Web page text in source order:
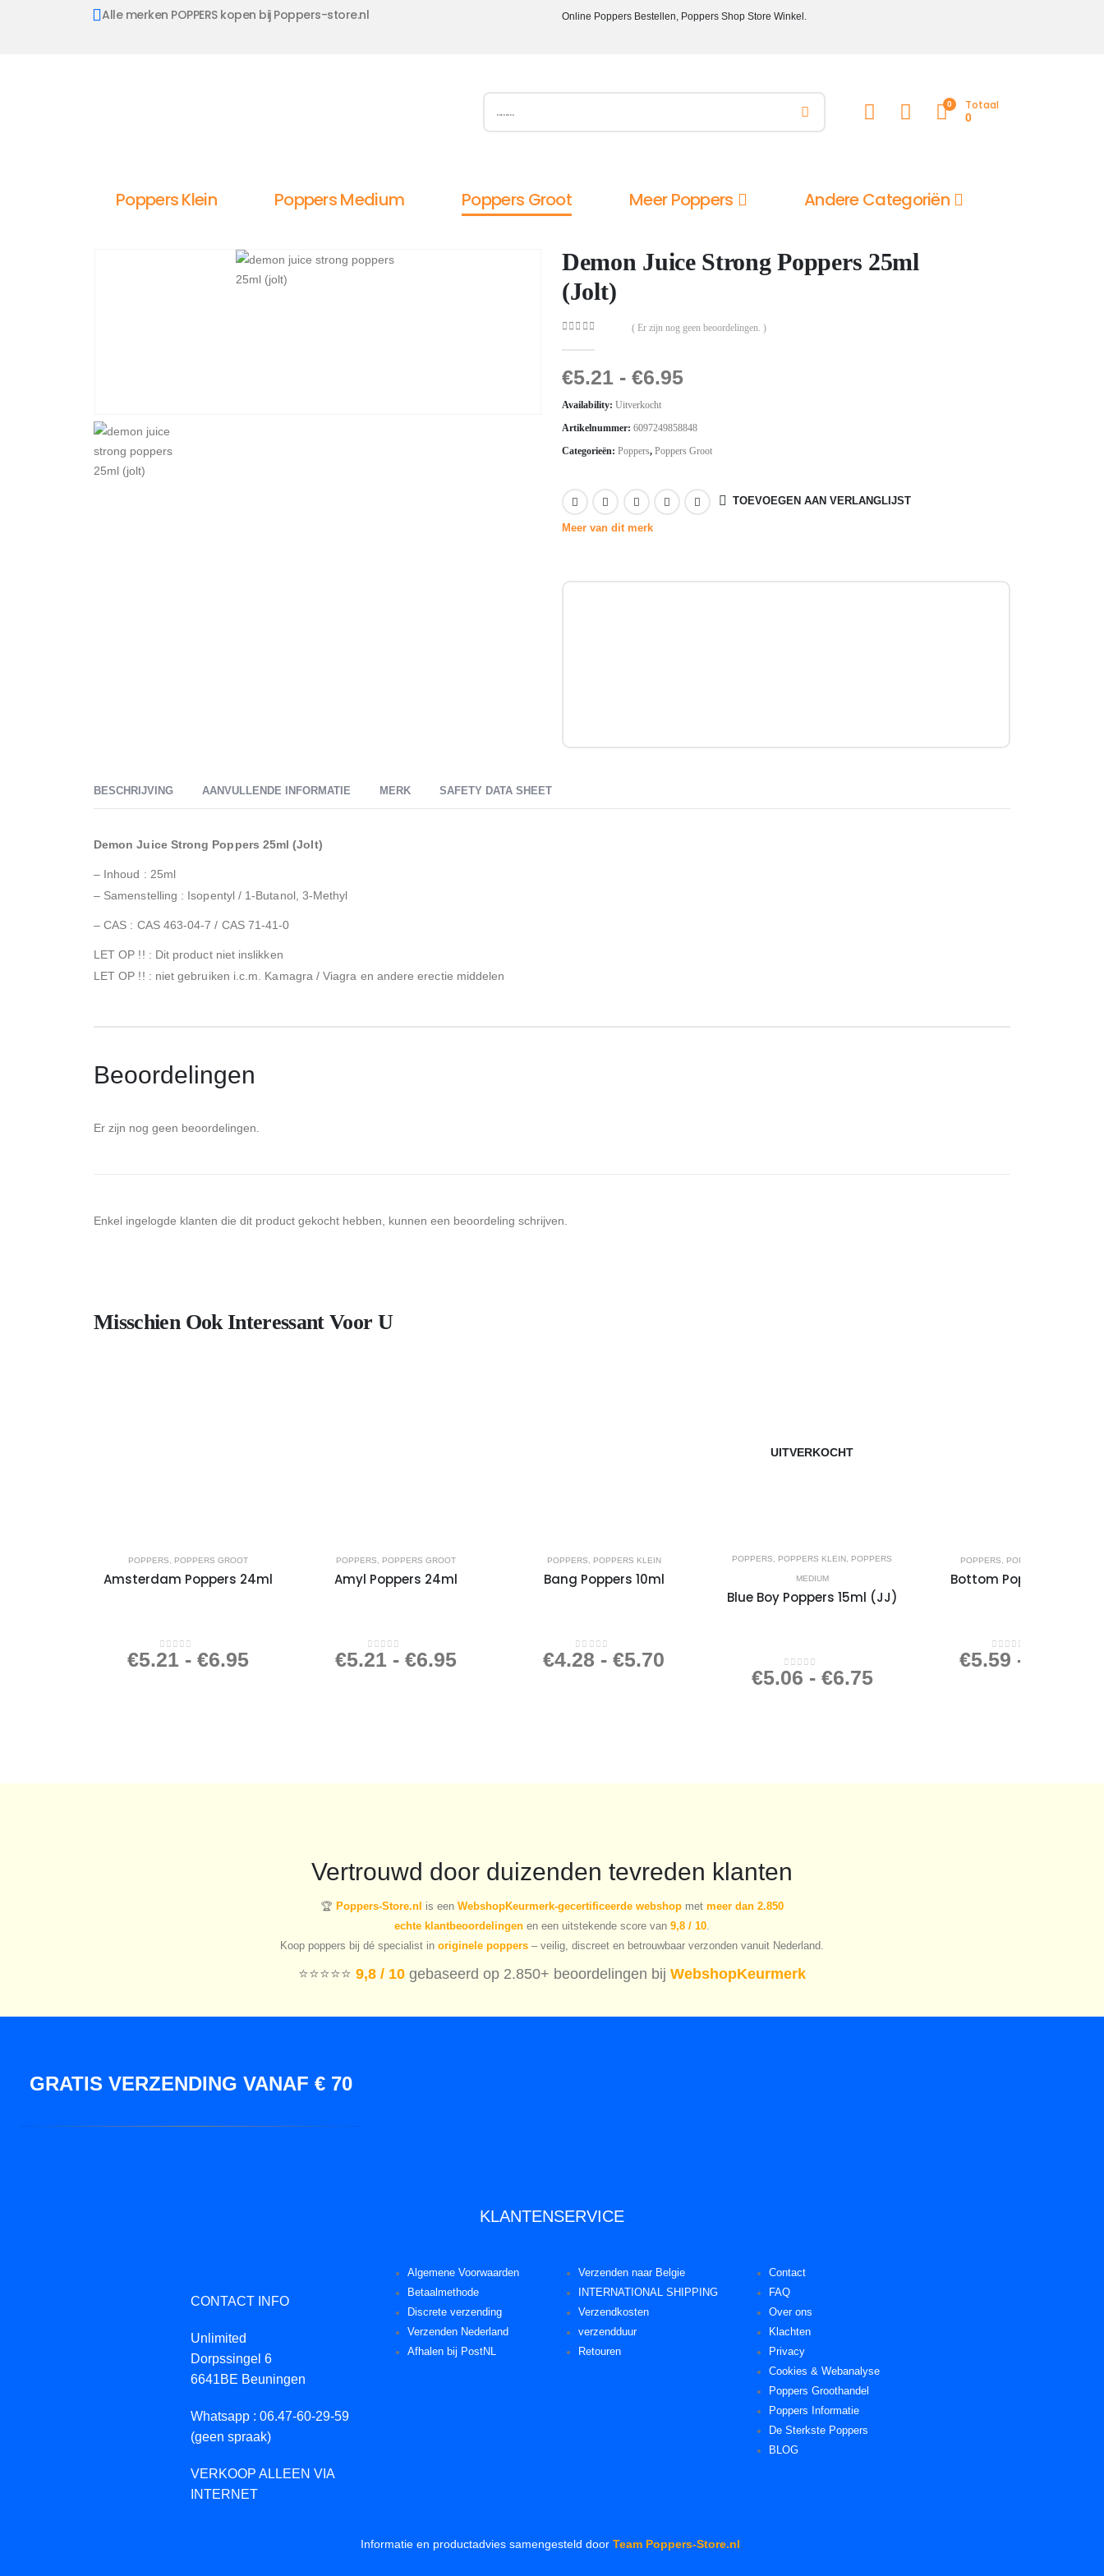
Alle merken POPPERS kopen bij Poppers-store.nl Online Poppers Bestellen, Poppers Shop Store Winkel.
0 Totaal
0
Poppers Klein Poppers Medium Poppers Groot Meer Poppers Andere Categoriën
Demon Juice Strong Poppers 25ml
(Jolt)
( Er zijn nog geen beoordelingen. )
€5.21 - €6.95
Availability: Uitverkocht
Artikelnummer: 6097249858848
Categorieën: Poppers, Poppers Groot
TOEVOEGEN AAN VERLANGLIJST
Meer van dit merk
BESCHRIJVING AANVULLENDE INFORMATIE MERK SAFETY DATA SHEET
Demon Juice Strong Poppers 25ml (Jolt)
– Inhoud : 25ml
– Samenstelling : Isopentyl / 1-Butanol, 3-Methyl
– CAS : CAS 463-04-7 / CAS 71-41-0
LET OP !! : Dit product niet inslikken
LET OP !! : niet gebruiken i.c.m. Kamagra / Viagra en andere erectie middelen
Beoordelingen
Er zijn nog geen beoordelingen.
Enkel ingelogde klanten die dit product gekocht hebben, kunnen een beoordeling schrijven.
Misschien Ook Interessant Voor U
POPPERS POPPERS GROOT
Amsterdam Poppers 24ml
0out of 5
€5.21- €6.95
POPPERS POPPERS GROOT
Amyl Poppers 24ml
0out of 5
€5.21- €6.95
POPPERS POPPERS KLEIN
Bang Poppers 10ml
0out of 5
€4.28 -€5.70
UITVERKOCHT
POPPERS POPPERS KLEIN POPPERS
MEDIUM
Blue Boy Poppers 15ml (JJ)
0out of 5
€5.06 - €6.75
POPPERS POPPERS GROOT
Bottom Poppers 25ml
0out of 5
€5.59 -
Vertrouwd door duizenden tevreden klanten
🏆 Poppers-Store.nl is een WebshopKeurmerk-gecertificeerde webshop met meer dan 2.850
echte klantbeoordelingen en een uitstekende score van 9,8 / 10.
Koop poppers bij dé specialist in originele poppers – veilig, discreet en betrouwbaar verzonden vanuit Nederland.
⭐️⭐️⭐️⭐️⭐️ 9,8 / 10 gebaseerd op 2.850+ beoordelingen bij WebshopKeurmerk
GRATIS VERZENDING VANAF € 70
KLANTENSERVICE
CONTACT INFO
Unlimited
Dorpssingel 6
6641BE Beuningen
Whatsapp : 06.47-60-29-59
(geen spraak)
VERKOOP ALLEEN VIA
INTERNET
Algemene Voorwaarden
Betaalmethode
Discrete verzending
Verzenden Nederland
Afhalen bij PostNL
Verzenden naar Belgie
INTERNATIONAL SHIPPING
Verzendkosten
verzendduur
Retouren
Contact
FAQ
Over ons
Klachten
Privacy
Cookies & Webanalyse
Poppers Groothandel
Poppers Informatie
De Sterkste Poppers
BLOG
Informatie en productadvies samengesteld door Team Poppers-Store.nl